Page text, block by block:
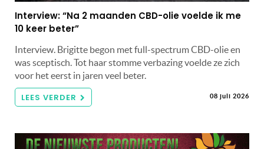
Interview: “Na 2 maanden CBD-olie voelde ik me
10 keer beter”
Interview. Brigitte begon met full-spectrum CBD-olie en
was sceptisch. Tot haar stomme verbazing voelde ze zich
voor het eerst in jaren veel beter.
LEES VERDER 08 juli 2026